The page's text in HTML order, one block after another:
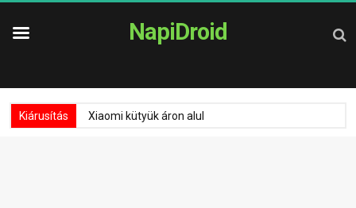
NapiDroid
Kiárusítás Xiaomi kütyük áron alul